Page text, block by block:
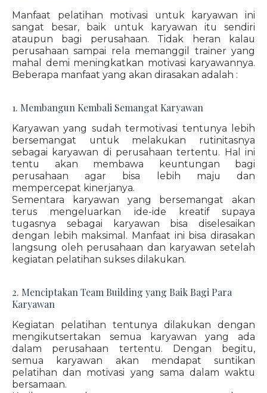
Manfaat pelatihan motivasi untuk karyawan ini
sangat besar, baik untuk karyawan itu sendiri
ataupun bagi perusahaan. Tidak heran kalau
perusahaan sampai rela memanggil trainer yang
mahal demi meningkatkan motivasi karyawannya.
Beberapa manfaat yang akan dirasakan adalah :
1. Membangun Kembali Semangat Karyawan
Karyawan yang sudah termotivasi tentunya lebih
bersemangat untuk melakukan rutinitasnya
sebagai karyawan di perusahaan tertentu. Hal ini
tentu akan membawa keuntungan bagi
perusahaan agar bisa lebih maju dan
mempercepat kinerjanya.
Sementara karyawan yang bersemangat akan
terus mengeluarkan ide-ide kreatif supaya
tugasnya sebagai karyawan bisa diselesaikan
dengan lebih maksimal. Manfaat ini bisa dirasakan
langsung oleh perusahaan dan karyawan setelah
kegiatan pelatihan sukses dilakukan.
2. Menciptakan Team Building yang Baik Bagi Para
Karyawan
Kegiatan pelatihan tentunya dilakukan dengan
mengikutsertakan semua karyawan yang ada
dalam perusahaan tertentu. Dengan begitu,
semua karyawan akan mendapat suntikan
pelatihan dan motivasi yang sama dalam waktu
bersamaan.